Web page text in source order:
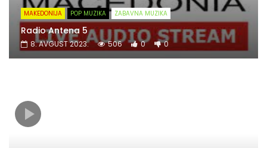
MAKEDONIJA POP MUZIKA ZABAVNA MUZIKA
Radio Antena 5
8. AVGUST 2023. 506 0 0